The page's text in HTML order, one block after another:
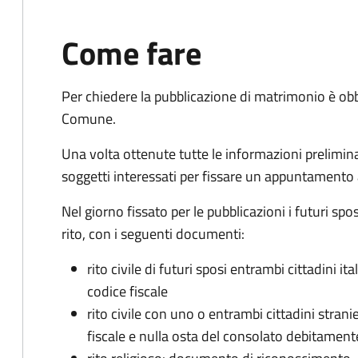
Come fare
Per chiedere la pubblicazione di matrimonio è
Comune.
Una volta ottenute tutte le informazioni
soggetti interessati per fissare un
Nel giorno fissato per le pubblicazioni i futuri
rito, con i seguenti documenti:
rito civile di futuri sposi entrambi cittadini
codice fiscale
rito civile con uno o entrambi cittadini
fiscale e nulla osta del consolato